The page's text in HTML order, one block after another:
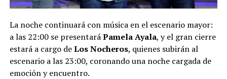
La noche continuará con música en el escenario mayor:
a las 22:00 se presentaráPamela Ayala, y el gran cierre
estará a cargo deLos Nocheros, quienes subirán al
escenario a las 23:00, coronando una noche cargada de
emoción y encuentro.